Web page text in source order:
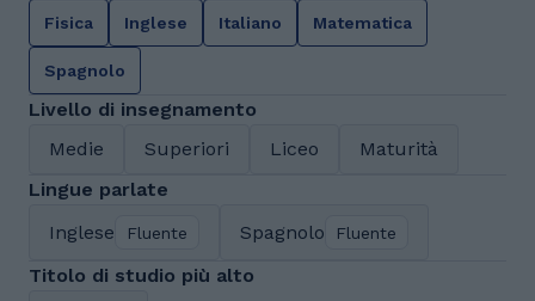
Fisica Inglese Italiano Matematica
Spagnolo
Livello di insegnamento
Medie
Superiori Liceo
Maturità
Lingue parlate
Inglese
Fluente Spagnolo Fluente
Titolo di studio più alto